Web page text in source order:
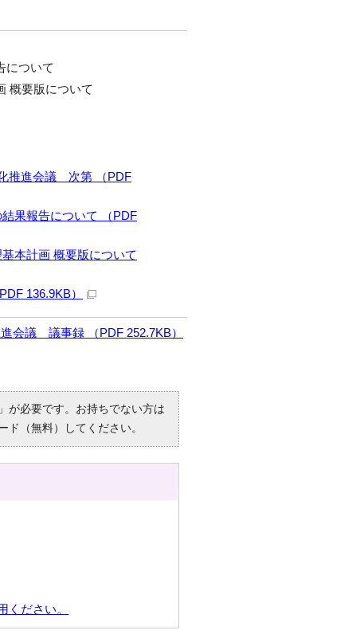
について
概要版について
推進会議 次第 （PDF
果報告について （PDF
本計画 概要版について
136.9KB）
会議 議事録 （PDF 252.7KB）
が必要です。お持ちでない方は
ド（無料）してください。
ださい。